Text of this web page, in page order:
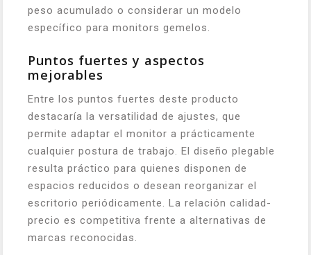
peso acumulado o considerar un modelo
específico para monitors gemelos.
Puntos fuertes y aspectos
mejorables
Entre los puntos fuertes deste producto
destacaría la versatilidad de ajustes, que
permite adaptar el monitor a prácticamente
cualquier postura de trabajo. El diseño plegable
resulta práctico para quienes disponen de
espacios reducidos o desean reorganizar el
escritorio periódicamente. La relación calidad-
precio es competitiva frente a alternativas de
marcas reconocidas.